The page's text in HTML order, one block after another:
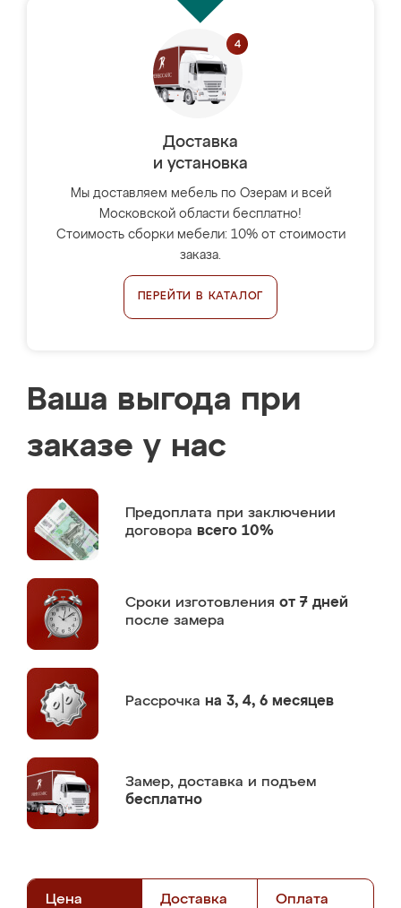
Доставка
и установка
Мы доставляем мебель по Озерам и всей
Московской области бесплатно!
Стоимость сборки мебели: 10% от стоимости
заказа.
ПЕРЕЙТИ В КАТАЛОГ
Ваша выгода при
заказе у нас
Предоплата при заключении
договора всего 10%
Сроки изготовления от 7 дней
после замера
Рассрочка на 3, 4, 6 месяцев
Замер, доставка и подъем
бесплатно
Цена Доставка Оплата